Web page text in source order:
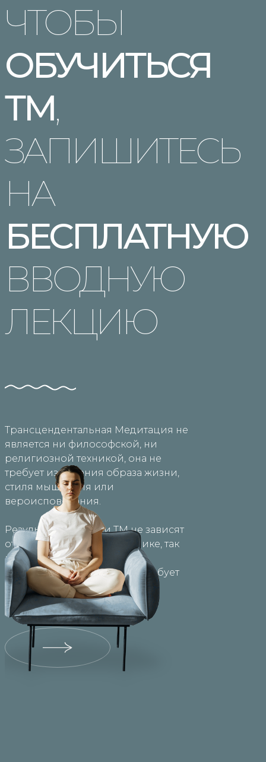
ЧТОБЫ
ОБУЧИТЬСЯ
ТМ,
ЗАПИШИТЕСЬ
НА
БЕСПЛАТНУЮ
ВВОДНУЮ
ЛЕКЦИЮ
Трансцендентальная Медитация не
является ни философской, ни
религиозной техникой, она не
требует изменения образа жизни,
стиля мышления или
вероисповедания.
Результаты практики ТМ не зависят
от отношения к самой технике, так
как по сути ТМ является
упражнением, которое не требует
абсолютно никаких усилий.